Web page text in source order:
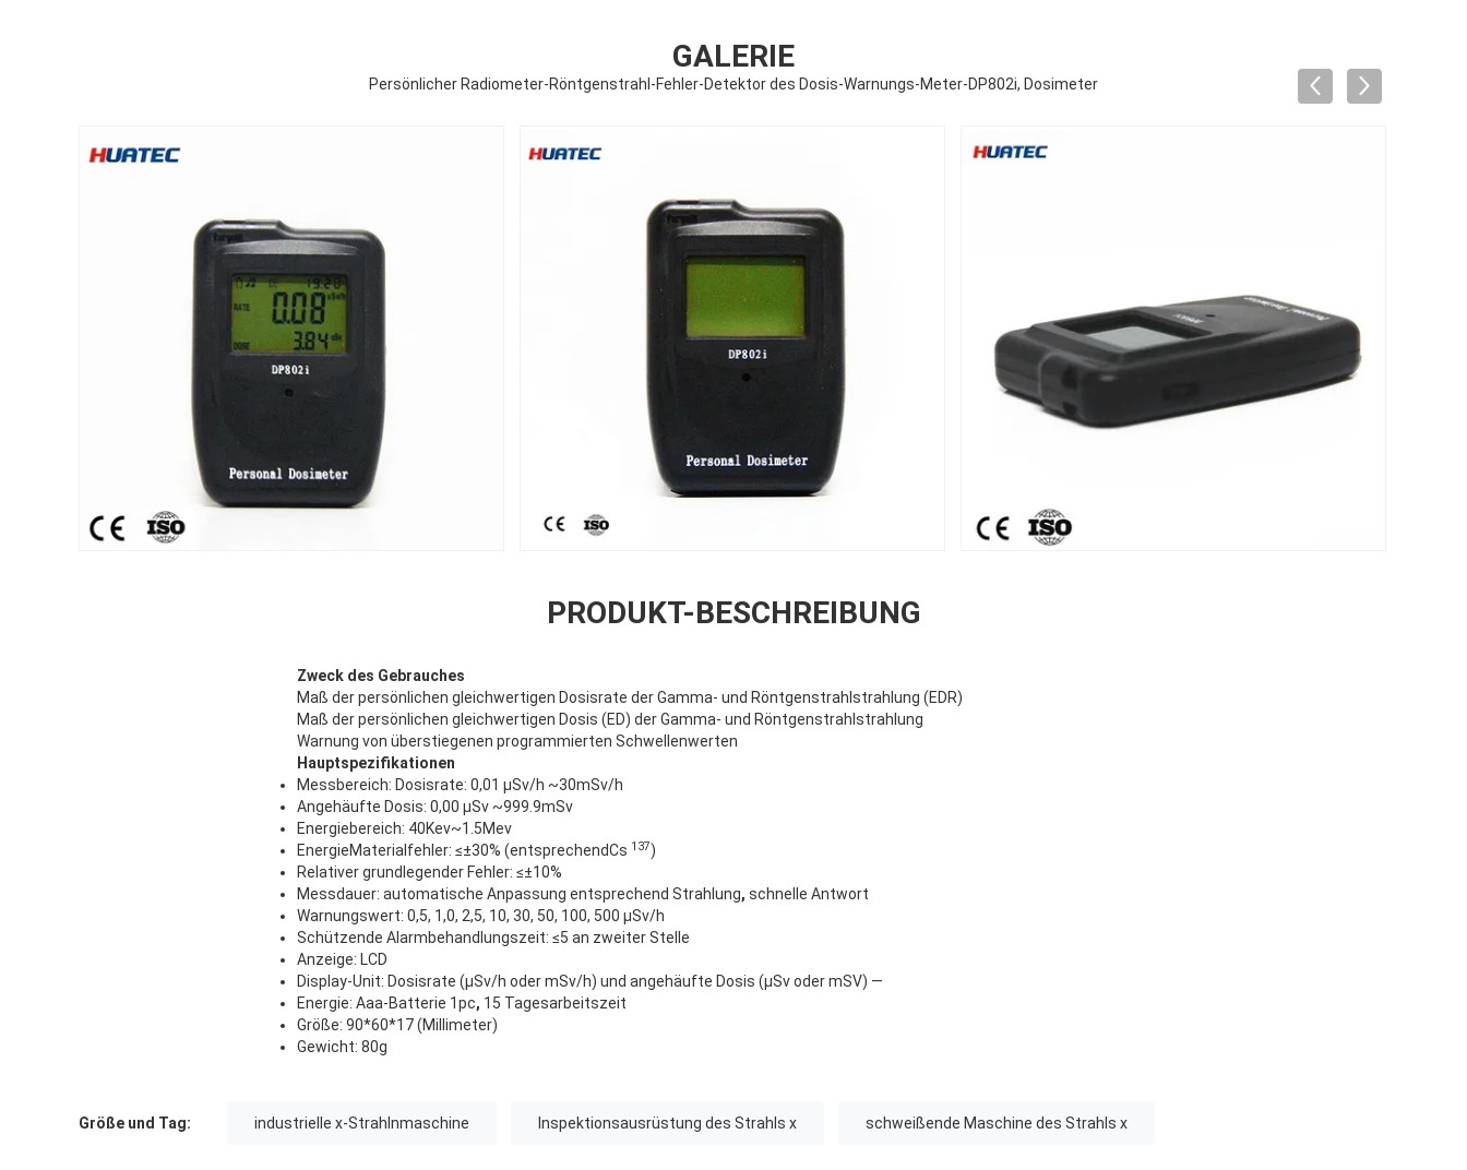
GALERIE
Persönlicher Radiometer-Röntgenstrahl-Fehler-Detektor des Dosis-Warnungs-Meter-DP802i, Dosimeter
PRODUKT-BESCHREIBUNG
Zweck des Gebrauches
Maß der persönlichen gleichwertigen Dosisrate der Gamma- und Röntgenstrahlstrahlung (EDR)
Maß der persönlichen gleichwertigen Dosis (ED) der Gamma- und Röntgenstrahlstrahlung
Warnung von überstiegenen programmierten Schwellenwerten
Hauptspezifikationen
Messbereich: Dosisrate: 0,01 µSv/h ~30mSv/h
Angehäufte Dosis: 0,00 µSv ~999.9mSv
Energiebereich: 40Kev~1.5Mev
EnergieMaterialfehler: ≤±30% (entsprechendCs 137)
Relativer grundlegender Fehler: ≤±10%
Messdauer: automatische Anpassung entsprechend Strahlung, schnelle Antwort
Warnungswert: 0,5, 1,0, 2,5, 10, 30, 50, 100, 500 µSv/h
Schützende Alarmbehandlungszeit: ≤5 an zweiter Stelle
Anzeige: LCD
Display-Unit: Dosisrate (µSv/h oder mSv/h) und angehäufte Dosis (µSv oder mSV) —
Energie: Aaa-Batterie 1pc, 15 Tagesarbeitszeit
Größe: 90*60*17 (Millimeter)
Gewicht: 80g
Größe und Tag: industrielle x-Strahlnmaschine Inspektionsausrüstung des Strahls x schweißende Maschine des Strahls x